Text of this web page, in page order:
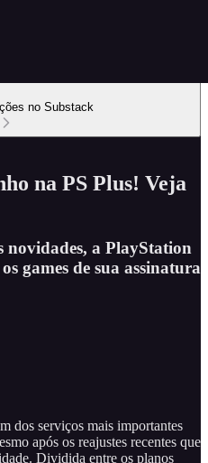
no Substack
na PS Plus! Veja
novidades, a PlayStation
games de sua assinatura
dos serviços mais importantes
após os reajustes recentes que
Dividida entre os planos